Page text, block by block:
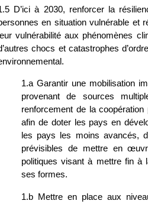
D’ici à 2030, renforcer la
en situation vulnérable et
vulnérabilité aux phénomènes
chocs et catastrophes
1.a Garantir une mobilisation
provenant de sources
renforcement de la coopération
afin de doter les pays en
les pays les moins avancés,
prévisibles de mettre en
politiques visant à mettre fin à
ses formes.
1.b Mettre en place aux